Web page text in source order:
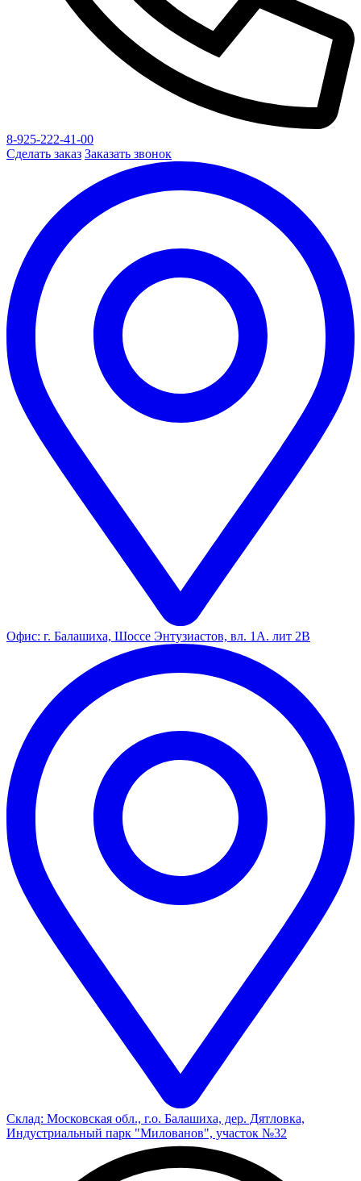
8-925-222-41-00
Сделать заказ Заказать звонок
Офис: г. Балашиха, Шоссе Энтузиастов, вл. 1А. лит 2В
Склад: Московская обл., г.о. Балашиха, дер. Дятловка,
Индустриальный парк "Милованов", участок №32